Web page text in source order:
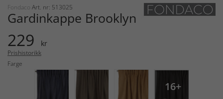
Fondaco Art. nr: 513025
Gardinkappe Brooklyn
229 kr
Prishistorikk
Farge
16+